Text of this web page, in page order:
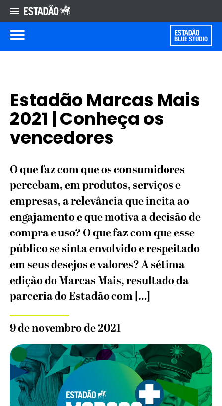
Estadão Marcas Mais
2021 | Conheça os
vencedores
O que faz com que os consumidores
percebam, em produtos, serviços e
empresas, a relevância que incita ao
engajamento e que motiva a decisão de
compra e uso? O que faz com que esse
público se sinta envolvido e respeitado
em seus desejos e valores? A sétima
edição do Marcas Mais, resultado da
parceria do Estadão com […]
9 de novembro de 2021